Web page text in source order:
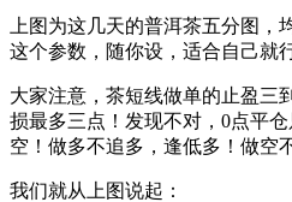
上图为这几天的普洱茶五分图，
这个参数，随你设，适合自己就行
大家注意，茶短线做单的止盈三
损最多三点！发现不对， 0点平
空！做多不追多，逢低多！做空
我们就从上图说起：